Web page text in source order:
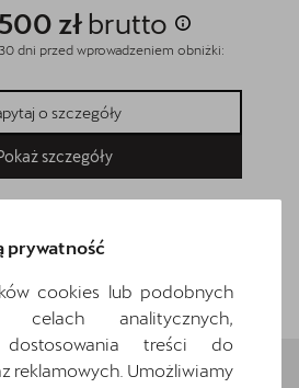
zł brutto
dni przed wprowadzeniem obniżki:
o szczegóły
szczegóły
prywatność
cookies lub podobnych
analitycznych,
dostosowania treści do
reklamowych. Umożliwiamy